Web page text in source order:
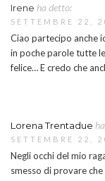
Irene ha detto:
SETTEMBRE 22,
Ciao partecipo anche
in poche parole tutte
felice… E credo che
Lorena Trentadue
SETTEMBRE 22,
Negli occhi del mio
smesso di provare